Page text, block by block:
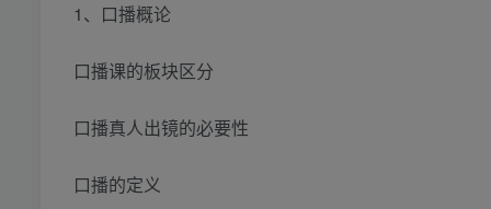
1、口播概论
口播课的板块区分
口播真人出镜的必要性
口播的定义